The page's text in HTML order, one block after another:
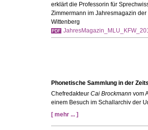
erklärt die Professorin für
Zimmermann im Jahresmagazin
Wittenberg
Phonetische Sammlung in der
Chefredakteur Cai Brockmann vom
einem Besuch im Schallarchiv der
[ mehr ... ]